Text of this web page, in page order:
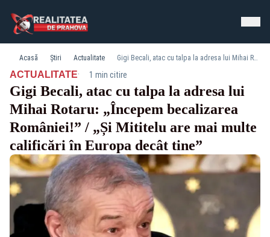
Acasă Știri Actualitate Gigi Becali, atac cu talpa la adresa lui Mihai Rotaru: „Începem becalizarea României!” / „Și Mititelu are mai multe calificări în Europa decât tine”
ACTUALITATE· 1 min citire
Gigi Becali, atac cu talpa la adresa lui
Mihai Rotaru: „Începem becalizarea
României!” / „Și Mititelu are mai multe
calificări în Europa decât tine”